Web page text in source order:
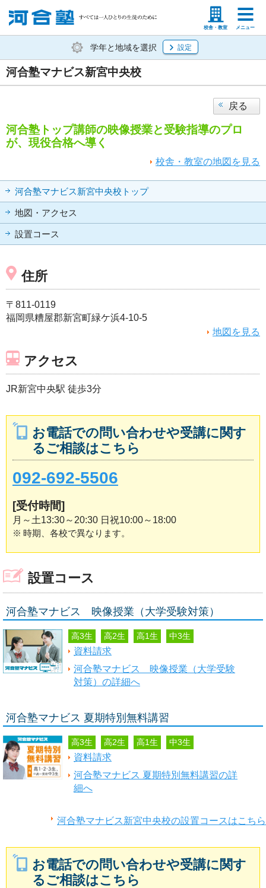
校舎・教室 メニュー
塾生の方 高等学校の先生
学年と地域を選択 設定
河合塾マナビス新宮中央校
戻る
河合塾トップ講師の映像授業と受験指導のプロ
が、現役合格へ導く
校舎・教室の地図を見る
河合塾マナビス新宮中央校トップ
地図・アクセス
設置コース
住所
〒811-0119
福岡県糟屋郡新宮町緑ケ浜4-10-5
地図を見る
アクセス
JR新宮中央駅 徒歩3分
お電話での問い合わせや受講に関す
るご相談はこちら
092-692-5506
[受付時間]
月～土13:30～20:30 日祝10:00～18:00
※ 時期、各校で異なります。
設置コース
河合塾マナビス新宮中央校の設置コースはこちら
河合塾マナビス 映像授業（大学受験対策）
高3生 高2生 高1生 中3生
資料請求
河合塾マナビス 映像授業（大学受験
対策）の詳細へ
河合塾マナビス 夏期特別無料講習
高3生 高2生 高1生 中3生
資料請求
河合塾マナビス 夏期特別無料講習の詳
細へ
お電話での問い合わせや受講に関す
るご相談はこちら